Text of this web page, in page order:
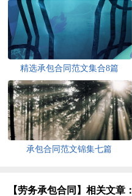
精选承包合同范文集合8篇
承包合同范文锦集七篇
【劳务承包合同】相关文章：